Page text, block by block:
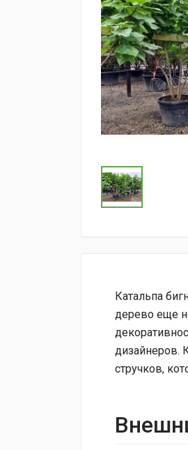
Катальпа
дерево еще
дизайнеров.
стручков,